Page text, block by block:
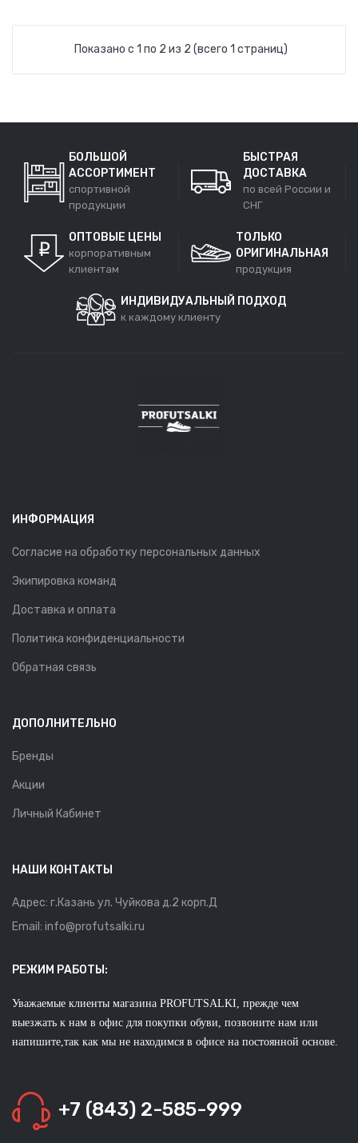
Показано с 1 по 2 из 2 (всего 1 страниц)
БОЛЬШОЙ
АССОРТИМЕНТ
спортивной
продукции
БЫСТРАЯ
ДОСТАВКА
по всей России и
СНГ
ОПТОВЫЕ ЦЕНЫ
корпоративным
клиентам
ТОЛЬКО
ОРИГИНАЛЬНАЯ
продукция
ИНДИВИДУАЛЬНЫЙ ПОДХОД
к каждому клиенту
ИНФОРМАЦИЯ
Согласие на обработку персональных данных
Экипировка команд
Доставка и оплата
Политика конфиденциальности
Обратная связь
ДОПОЛНИТЕЛЬНО
Бренды
Акции
Личный Кабинет
НАШИ КОНТАКТЫ
Адрес: г.Казань ул. Чуйкова д.2 корп.Д
Email: info@profutsalki.ru
РЕЖИМ РАБОТЫ:
Уважаемые клиенты магазина PROFUTSALKI, прежде чем
выезжать к нам в офис для покупки обуви, позвоните нам или
напишите,так как мы не находимся в офисе на постоянной основе.
+7 (843) 2-585-999